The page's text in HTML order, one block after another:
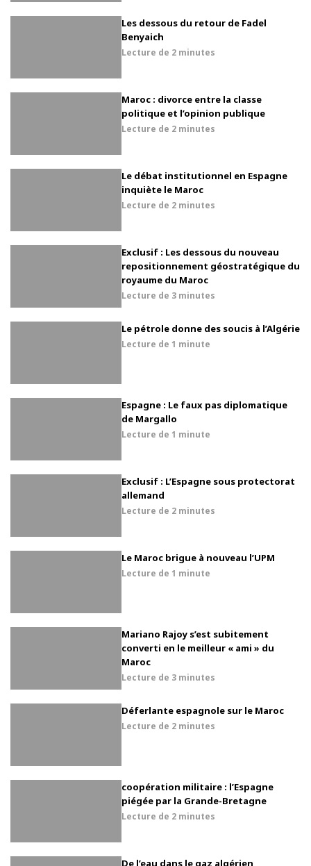
Les dessous du retour de Fadel
Benyaich
Lecture de 2 minutes
Maroc : divorce entre la classe
politique et l’opinion publique
Lecture de 2 minutes
Le débat institutionnel en Espagne
inquiète le Maroc
Lecture de 2 minutes
Exclusif : Les dessous du nouveau
repositionnement géostratégique du
royaume du Maroc
Lecture de 3 minutes
Le pétrole donne des soucis à l’Algérie
Lecture de 1 minute
Espagne : Le faux pas diplomatique
de Margallo
Lecture de 1 minute
Exclusif : L’Espagne sous protectorat
allemand
Lecture de 2 minutes
Le Maroc brigue à nouveau l’UPM
Lecture de 1 minute
Mariano Rajoy s’est subitement
converti en le meilleur « ami » du
Maroc
Lecture de 3 minutes
Déferlante espagnole sur le Maroc
Lecture de 2 minutes
coopération militaire : l’Espagne
piégée par la Grande-Bretagne
Lecture de 2 minutes
De l’eau dans le gaz algérien